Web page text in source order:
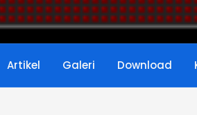
Artikel Galeri Download